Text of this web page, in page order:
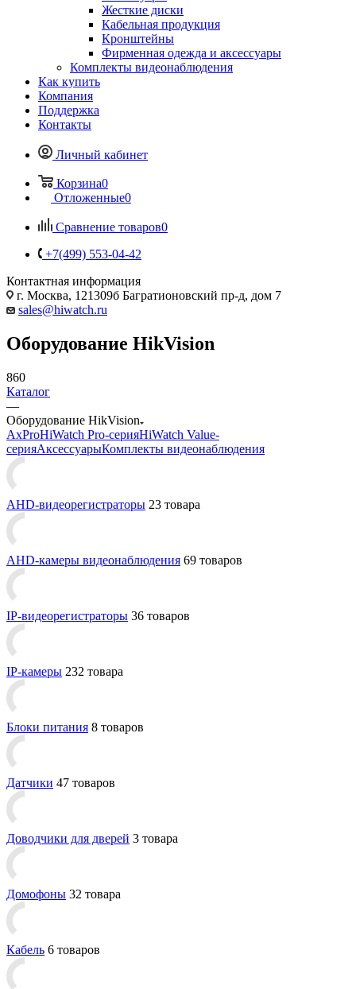
Жесткие диски
Кабельная продукция
Кронштейны
Фирменная одежда и аксессуары
Комплекты видеонаблюдения
Как купить
Компания
Поддержка
Контакты
Личный кабинет
Корзина0
Отложенные0
Сравнение товаров0
+7(499) 553-04-42
Контактная информация
г. Москва, 121309б Багратионовский пр-д, дом 7
sales@hiwatch.ru
Оборудование HikVision
860
Каталог
—
Оборудование HikVision
AxProHiWatch Pro-серияHiWatch Value-
серияАксессуарыКомплекты видеонаблюдения
AHD-видеорегистраторы 23 товара
AHD-камеры видеонаблюдения 69 товаров
IP-видеорегистраторы 36 товаров
IP-камеры 232 товара
Блоки питания 8 товаров
Датчики 47 товаров
Доводчики для дверей 3 товара
Домофоны 32 товара
Кабель 6 товаров